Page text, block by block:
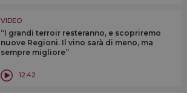
VIDEO
“I grandi terroir resteranno, e scopriremo
nuove Regioni. Il vino sarà di meno, ma
sempre migliore”
12:42